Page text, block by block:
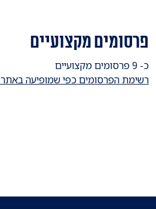
פרסומים מקצועיים
כ- 9 פרסומים מקצועיים
רשימת הפרסומים כפי שמופיעה באתר Pubmed